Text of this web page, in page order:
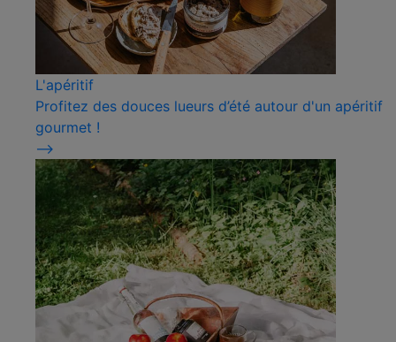
L'apéritif
Profitez des douces lueurs d’été autour d'un apéritif
gourmet !
⟶